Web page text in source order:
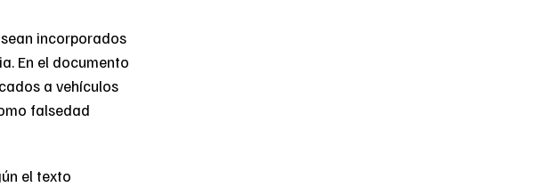
incorporados
En el documento
a vehículos
falsedad
el texto